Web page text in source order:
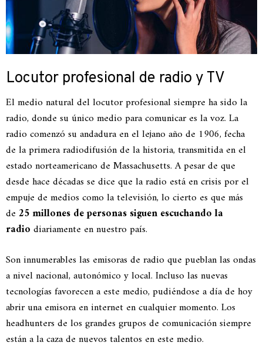
Locutor profesional de radio y TV
El medio natural del locutor profesional siempre ha sido la
radio, donde su único medio para comunicar es la voz. La
radio comenzó su andadura en el lejano año de 1906, fecha
de la primera radiodifusión de la historia, transmitida en el
estado norteamericano de Massachusetts. A pesar de que
desde hace décadas se dice que la radio está en crisis por el
empuje de medios como la televisión, lo cierto es que más
de 25 millones de personas siguen escuchando la
radio diariamente en nuestro país.
Son innumerables las emisoras de radio que pueblan las ondas
a nivel nacional, autonómico y local. Incluso las nuevas
tecnologías favorecen a este medio, pudiéndose a día de hoy
abrir una emisora en internet en cualquier momento. Los
headhunters de los grandes grupos de comunicación siempre
están a la caza de nuevos talentos en este medio.